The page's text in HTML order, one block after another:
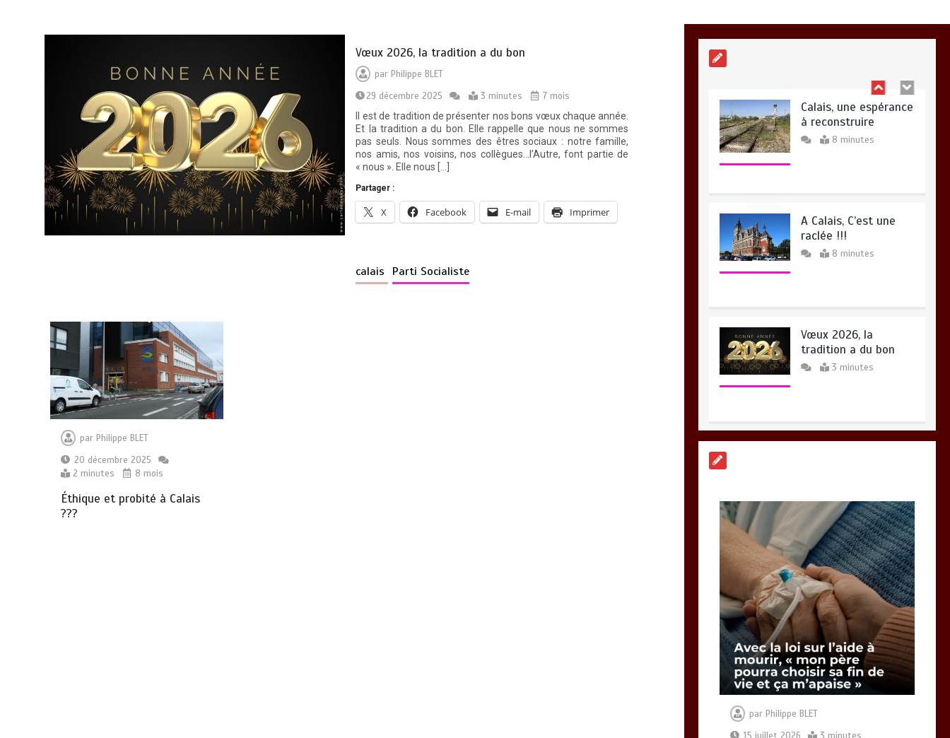
Vœux 2026, la tradition a du bon
parPhilippe BLET
29 décembre 2025
3 minutes
7 mois
Il est de tradition de présenter nos bons vœux chaque année.
Et la tradition a du bon. Elle rappelle que nous ne sommes
pas seuls. Nous sommes des êtres sociaux : notre famille,
nos amis, nos voisins, nos collègues…l’Autre, font partie de
« nous ». Elle nous […]
Partager :
X Facebook E-mail Imprimer
calais Parti Socialiste
par Philippe BLET
20 décembre 2025
2 minutes
8 mois
Éthique et probité à Calais
???
3 minutes
Calais, une espérance
à reconstruire
8 minutes
A Calais, C’est une
raclée !!!
8 minutes
Vœux 2026, la
tradition a du bon
3 minutes
Calais, une espérance
à reconstruire
8 minutes
A Calais, C’est une
raclée !!!
par Philippe BLET